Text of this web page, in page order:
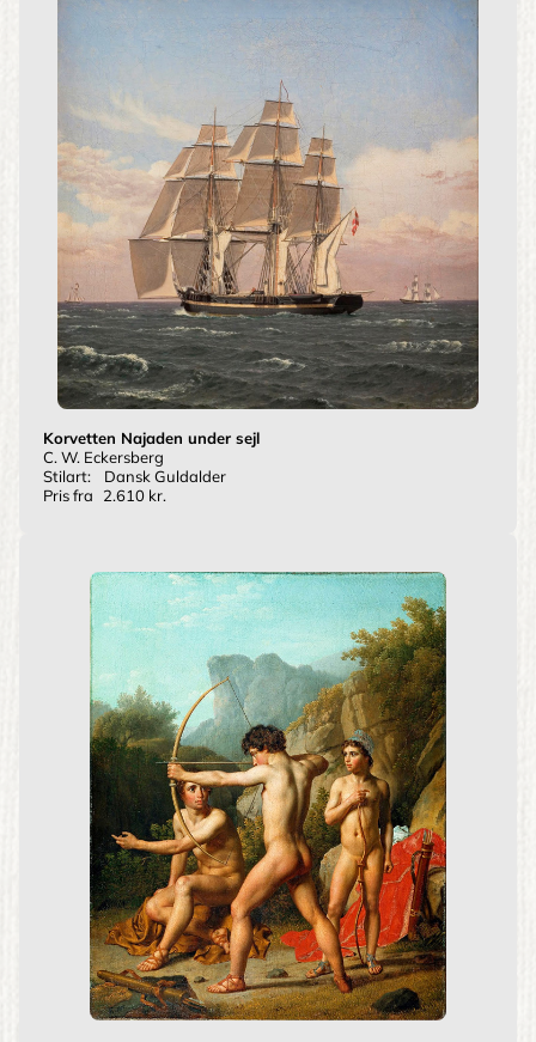
Korvetten Najaden under sejl
C. W. Eckersberg
Stilart:
Dansk Guldalder
Pris fra
2.610 kr.